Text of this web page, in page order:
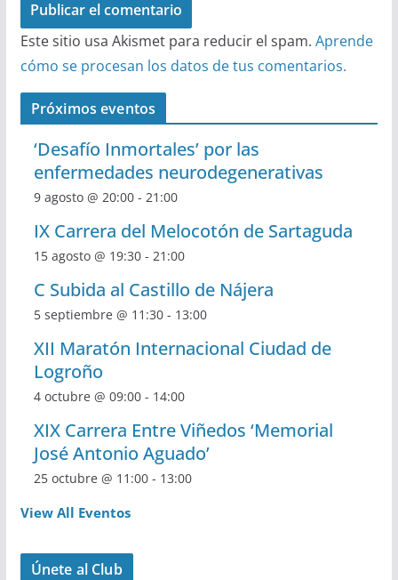
Este sitio usa Akismet para reducir el spam. Aprende
cómo se procesan los datos de tus comentarios.
Próximos eventos
‘Desafío Inmortales’ por las
enfermedades neurodegenerativas
9 agosto @ 20:00- 21:00
IX Carrera del Melocotón de Sartaguda
15 agosto @ 19:30- 21:00
C Subida al Castillo de Nájera
5 septiembre @ 11:30- 13:00
XII Maratón Internacional Ciudad de
Logroño
4 octubre @ 09:00- 14:00
XIX Carrera Entre Viñedos ‘Memorial
José Antonio Aguado’
25 octubre @ 11:00- 13:00
View All Eventos
Únete al Club